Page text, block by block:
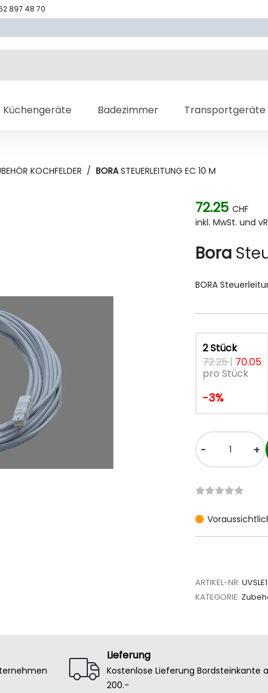
897 48 70
Küchengeräte Badezimmer Transportgeräte
KOCHFELDER / BORASTEUERLEITUNG EC 10 M
72.25 CHF
inkl. MwSt. und
Bora
BORA
2 Stück
72.25| 70.05
pro Stück
-3%
- +
ARTIKEL-NR.
KATEGORIE:
Lieferung
Kostenlose Lieferung Bordsteinkante
200.-